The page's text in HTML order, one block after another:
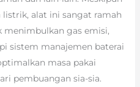
alat ini sangat ramah
gas emisi,
sistem manajemen baterai
masa pakai
pembuangan sia-sia.